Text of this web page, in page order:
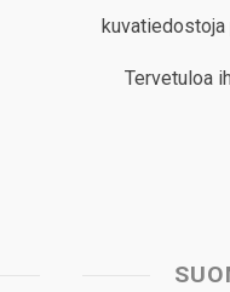
kuvatiedostoja
Tervetuloa